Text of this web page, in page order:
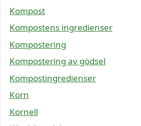
Kompost
Kompostens ingredienser
Kompostering
Kompostering av gödsel
Kompostingredienser
Korn
Kornell